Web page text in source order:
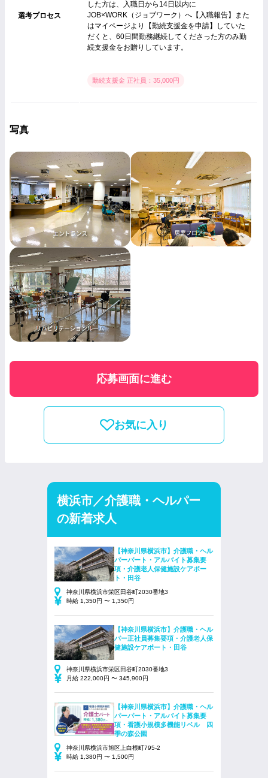
選考プロセス
した方は、入職日から14日以内に
JOB×WORK（ジョブワーク）へ【入職報告】また
はマイページより【勤続支援金を申請】していた
だくと、60日間勤務継続してくださった方のみ勤
続支援金をお贈りしています。
勤続支援金 正社員：35,000円
写真
応募画面に進む
お気に入り
横浜市／介護職・ヘルパー
の新着求人
【神奈川県横浜市】介護職・ヘル
パーパート・アルバイト募集要
項・介護老人保健施設ケアポー
ト・田谷
神奈川県横浜市栄区田谷町2030番地3
時給 1,350円 〜 1,350円
【神奈川県横浜市】介護職・ヘル
パー正社員募集要項・介護老人保
健施設ケアポート・田谷
神奈川県横浜市栄区田谷町2030番地3
月給 222,000円 〜 345,900円
【神奈川県横浜市】介護職・ヘル
パーパート・アルバイト募集要
項・看護小規模多機能リベル 四
季の森公園
神奈川県横浜市旭区上白根町795‐2
時給 1,380円 〜 1,500円